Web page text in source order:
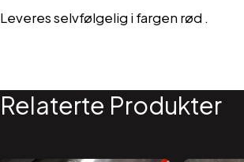
Leveres selvfølgelig i fargen rød .
Relaterte Produkter